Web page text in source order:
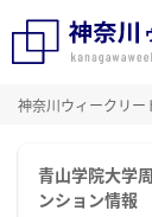
神奈川ウィークリー
青山学院大学
ンション情報